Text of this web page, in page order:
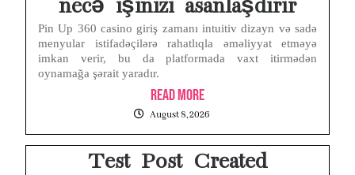
Navigating the Nuances of Live Dealer Casinos Australia for First-Time Players
Test Post Created
necə işinizi asanlaşdırır
Pin Up 360 casino giriş zamanı intuitiv dizayn və sadə
menyular istifadəçilərə rahatlıqla əməliyyat etməyə
imkan verir, bu da platformada vaxt itirmədən
oynamağa şərait yaradır.
Read More
August 8, 2026
Test Post Created